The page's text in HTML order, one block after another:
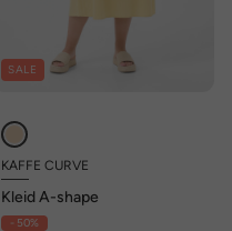
SALE
KAFFE CURVE
Kleid A-shape
- 50%